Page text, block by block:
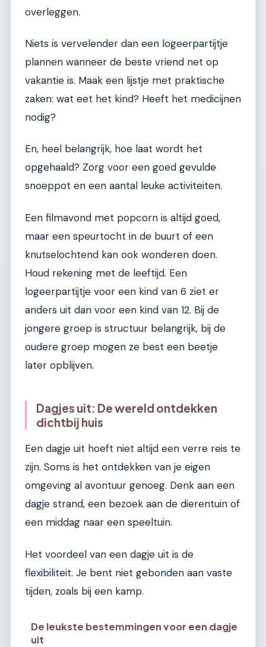
overleggen.
Niets is vervelender dan een logeerpartijtje
plannen wanneer de beste vriend net op
vakantie is. Maak een lijstje met praktische
zaken: wat eet het kind? Heeft het medicijnen
nodig?
En, heel belangrijk, hoe laat wordt het
opgehaald? Zorg voor een goed gevulde
snoeppot en een aantal leuke activiteiten.
Een filmavond met popcorn is altijd goed,
maar een speurtocht in de buurt of een
knutselochtend kan ook wonderen doen.
Houd rekening met de leeftijd. Een
logeerpartijtje voor een kind van 6 ziet er
anders uit dan voor een kind van 12. Bij de
jongere groep is structuur belangrijk, bij de
oudere groep mogen ze best een beetje
later opblijven.
Dagjes uit: De wereld ontdekken
dichtbij huis
Een dagje uit hoeft niet altijd een verre reis te
zijn. Soms is het ontdekken van je eigen
omgeving al avontuur genoeg. Denk aan een
dagje strand, een bezoek aan de dierentuin of
een middag naar een speeltuin.
Het voordeel van een dagje uit is de
flexibiliteit. Je bent niet gebonden aan vaste
tijden, zoals bij een kamp.
De leukste bestemmingen voor een dagje
uit